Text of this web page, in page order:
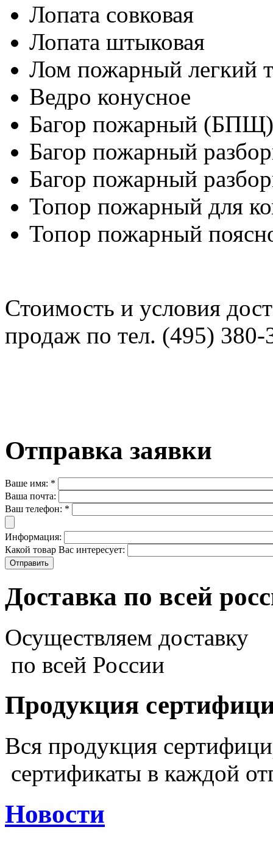
Лопата совковая
Лопата штыковая
Лом пожарный легкий
Ведро конусное
Багор пожарный (БПЩ)
Багор пожарный
Багор пожарный
Топор пожарный для
Топор пожарный
Стоимость и условия
продаж по тел. (495)
Отправка заявки
Ваше имя: *
Ваша почта:
Ваш телефон: *
Информация:
Какой товар Вас интересует:
Доставка по всей
Осуществляем доставку
по всей России
Продукция
Вся продукция
сертификаты в каждой
Новости